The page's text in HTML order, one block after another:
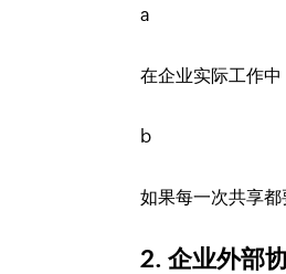
a
在企业实际工作
b
如果每一次共享
2. 企业外部